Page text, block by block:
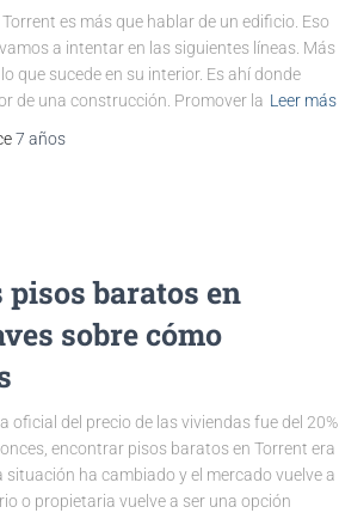
es más que hablar de un edificio. Eso
a intentar en las siguientes líneas. Más
que sucede en su interior. Es ahí donde
de una construcción. Promover la Leer más
7 años
baratos en
sobre cómo
oficial del precio de las viviendas fue del 20%
encontrar pisos baratos en Torrent era
situación ha cambiado y el mercado vuelve a
o propietaria vuelve a ser una opción